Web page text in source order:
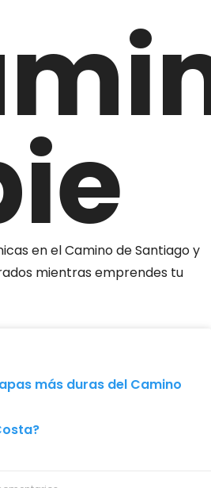
en el Camino de Santiago y
mientras emprendes tu
más duras del Camino